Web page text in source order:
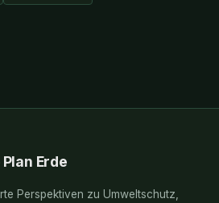
Erde
Perspektiven zu Umweltschutz,